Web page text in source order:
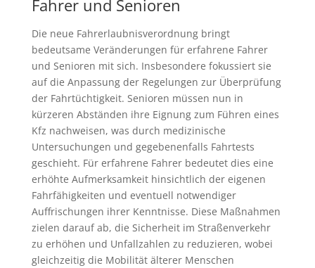
Fahrer und Senioren
Die neue Fahrerlaubnisverordnung bringt
bedeutsame Veränderungen für erfahrene Fahrer
und Senioren mit sich. Insbesondere fokussiert sie
auf die Anpassung der Regelungen zur Überprüfung
der Fahrtüchtigkeit. Senioren müssen nun in
kürzeren Abständen ihre Eignung zum Führen eines
Kfz nachweisen, was durch medizinische
Untersuchungen und gegebenenfalls Fahrtests
geschieht. Für erfahrene Fahrer bedeutet dies eine
erhöhte Aufmerksamkeit hinsichtlich der eigenen
Fahrfähigkeiten und eventuell notwendiger
Auffrischungen ihrer Kenntnisse. Diese Maßnahmen
zielen darauf ab, die Sicherheit im Straßenverkehr
zu erhöhen und Unfallzahlen zu reduzieren, wobei
gleichzeitig die Mobilität älterer Menschen